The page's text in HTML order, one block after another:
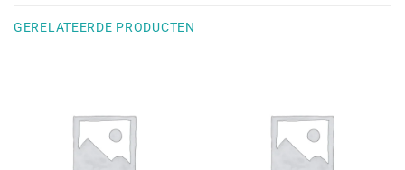
GERELATEERDE PRODUCTEN